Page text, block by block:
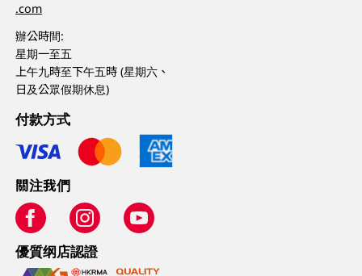
.com
辦公時間:
星期一至五
上午九時至下午五時 (星期六、
日及公眾假期休息)
付款方式
關注我們
優質纲店認證